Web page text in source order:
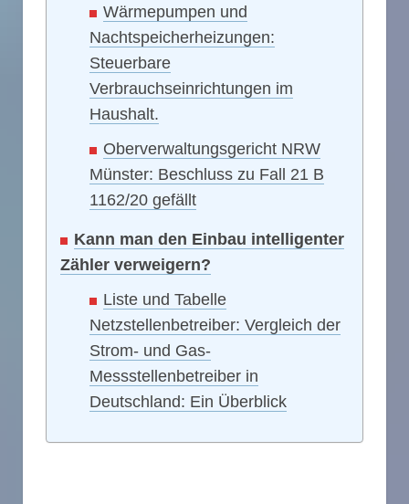
Wärmepumpen und
Nachtspeicherheizungen:
Steuerbare
Verbrauchseinrichtungen im
Haushalt.
Oberverwaltungsgericht NRW
Münster: Beschluss zu Fall 21 B
1162/20 gefällt
Kann man den Einbau intelligenter
Zähler verweigern?
Liste und Tabelle
Netzstellenbetreiber: Vergleich der
Strom- und Gas-
Messstellenbetreiber in
Deutschland: Ein Überblick